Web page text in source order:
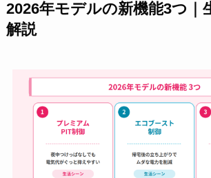
2026年モデルの新機能3つ｜
解説